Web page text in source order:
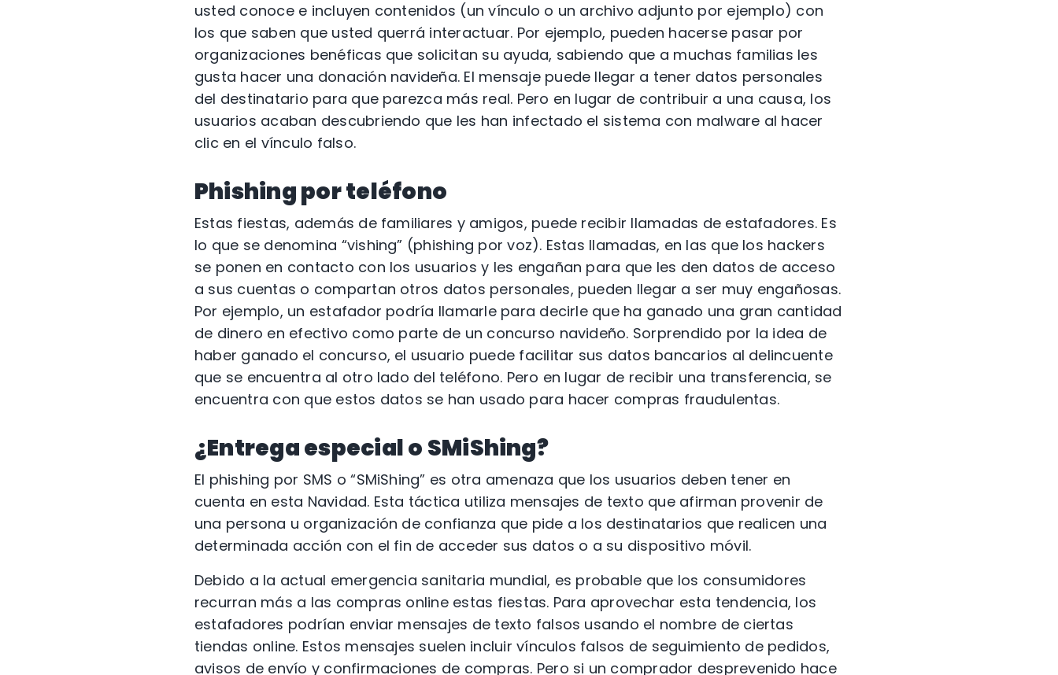
usted conoce e incluyen contenidos (un vínculo o un archivo adjunto por ejemplo) con
los que saben que usted querrá interactuar. Por ejemplo, pueden hacerse pasar por
organizaciones benéficas que solicitan su ayuda, sabiendo que a muchas familias les
gusta hacer una donación navideña. El mensaje puede llegar a tener datos personales
del destinatario para que parezca más real. Pero en lugar de contribuir a una causa, los
usuarios acaban descubriendo que les han infectado el sistema con malware al hacer
clic en el vínculo falso.
Phishing por teléfono
Estas fiestas, además de familiares y amigos, puede recibir llamadas de estafadores. Es
lo que se denomina “vishing” (phishing por voz). Estas llamadas, en las que los hackers
se ponen en contacto con los usuarios y les engañan para que les den datos de acceso
a sus cuentas o compartan otros datos personales, pueden llegar a ser muy engañosas.
Por ejemplo, un estafador podría llamarle para decirle que ha ganado una gran cantidad
de dinero en efectivo como parte de un concurso navideño. Sorprendido por la idea de
haber ganado el concurso, el usuario puede facilitar sus datos bancarios al delincuente
que se encuentra al otro lado del teléfono. Pero en lugar de recibir una transferencia, se
encuentra con que estos datos se han usado para hacer compras fraudulentas.
¿Entrega especial o SMiShing?
El phishing por SMS o “SMiShing” es otra amenaza que los usuarios deben tener en
cuenta en esta Navidad. Esta táctica utiliza mensajes de texto que afirman provenir de
una persona u organización de confianza que pide a los destinatarios que realicen una
determinada acción con el fin de acceder sus datos o a su dispositivo móvil.
Debido a la actual emergencia sanitaria mundial, es probable que los consumidores
recurran más a las compras online estas fiestas. Para aprovechar esta tendencia, los
estafadores podrían enviar mensajes de texto falsos usando el nombre de ciertas
tiendas online. Estos mensajes suelen incluir vínculos falsos de seguimiento de pedidos,
avisos de envío y confirmaciones de compras. Pero si un comprador desprevenido hace